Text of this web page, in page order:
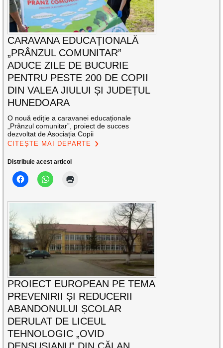
CARAVANA EDUCAȚIONALĂ
„PRÂNZUL COMUNITAR”
ADUCE ZILE DE BUCURIE
PENTRU PESTE 200 DE COPII
DIN VALEA JIULUI ȘI JUDEȚUL
HUNEDOARA
O nouă ediție a caravanei educaționale
„Prânzul comunitar”, proiect de succes
dezvoltat de Asociația Copii
CITEȘTE MAI DEPARTE
Distribuie acest articol
PROIECT EUROPEAN PE TEMA
PREVENIRII ȘI REDUCERII
ABANDONULUI ȘCOLAR
DERULAT DE LICEUL
TEHNOLOGIC „OVID